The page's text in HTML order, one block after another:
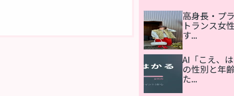
高身長・プ
トランス女
す...
AI「こえ、
の性別と年
た...